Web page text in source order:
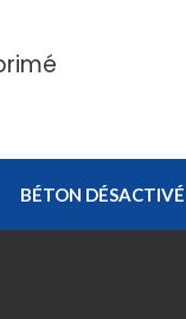
BÉTON DÉSACTIVÉ